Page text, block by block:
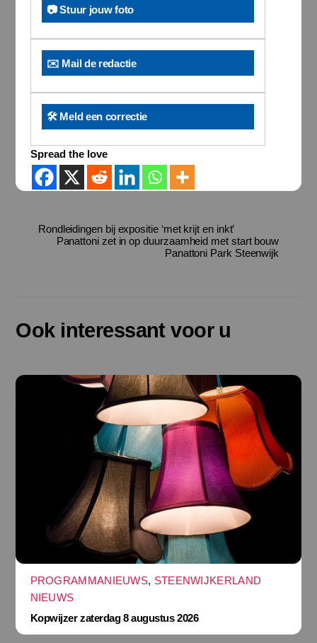
📷 Stuur jouw foto
✉️ Mail de redactie
🛠️ Meld een correctie
Spread the love
Rondleidingen bij expositie ‘met krijt en inkt’
Panattoni zet in op duurzaamheid met start bouw
Panattoni Park Steenwijk
Ook interessant voor u
PROGRAMMANIEUWS, STEENWIJKERLAND
NIEUWS
Kopwijzer zaterdag 8 augustus 2026